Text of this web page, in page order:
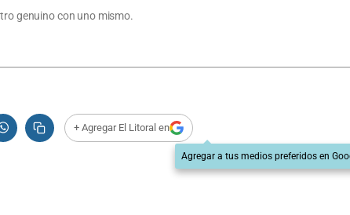
genuino con uno mismo.
+ Agregar El Litoral en
Agregar a tus medios preferidos en